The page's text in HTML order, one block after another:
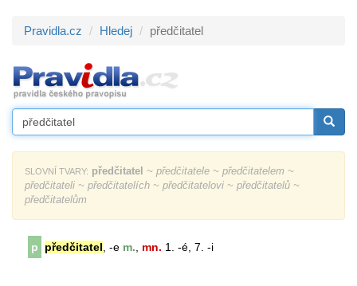
Pravidla.cz Hledej předčitatel
SLOVNÍ TVARY: předčitatel ~ předčitatele ~ předčitatelem ~
předčitateli ~ předčitatelích ~ předčitatelovi ~ předčitatelů ~
předčitatelům
p předčitatel , -e m. mn. 1. -é, 7. -i